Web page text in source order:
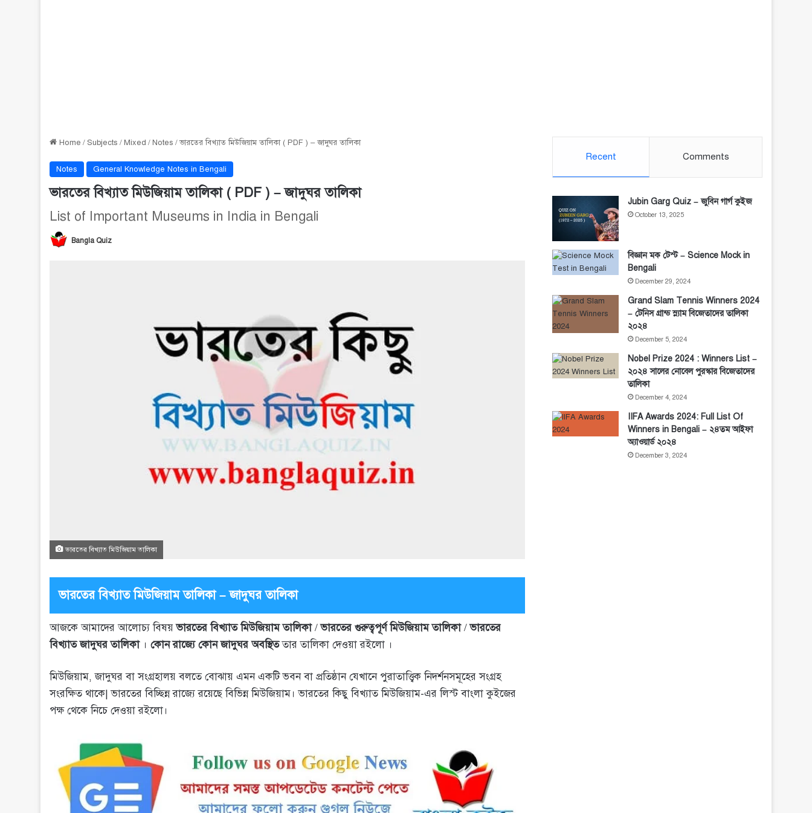
Home / Subjects / Mixed / Notes / ভারতের বিখ্যাত মিউজিয়াম তালিকা ( PDF ) – জাদুঘর তালিকা
Notes General Knowledge Notes in Bengali
ভারতের বিখ্যাত মিউজিয়াম তালিকা ( PDF ) – জাদুঘর তালিকা
List of Important Museums in India in Bengali
Bangla Quiz
ভারতের বিখ্যাত মিউজিয়াম তালিকা
ভারতের বিখ্যাত মিউজিয়াম তালিকা – জাদুঘর তালিকা
আজকে আমাদের আলোচ্য বিষয়ভারতের বিখ্যাত মিউজিয়াম তালিকা/ভারতের গুরুত্বপূর্ণ মিউজিয়াম তালিকা/ভারতের
বিখ্যাত জাদুঘর তালিকা ।কোন রাজ্যে কোন জাদুঘর অবস্থিততার তালিকা দেওয়া রইলো ।
মিউজিয়াম, জাদুঘর বা সংগ্রহালয় বলতে বোঝায় এমন একটি ভবন বা প্রতিষ্ঠান যেখানে পুরাতাত্ত্বিক নিদর্শনসমূহের সংগ্রহ
সংরক্ষিত থাকে| ভারতের বিচ্ছিন্ন রাজ্যে রয়েছে বিভিন্ন মিউজিয়াম। ভারতের কিছু বিখ্যাত মিউজিয়াম-এর লিস্ট বাংলা কুইজের
পক্ষ থেকে নিচে দেওয়া রইলো।
Recent Comments
Jubin Garg Quiz – জুবিন গার্গ কুইজ
October 13, 2025
বিজ্ঞান মক টেস্ট – Science Mock in
Bengali
December 29, 2024
Grand Slam Tennis Winners 2024
– টেনিস গ্রান্ড স্ল্যাম বিজেতাদের তালিকা
২০২৪
December 5, 2024
Nobel Prize 2024 : Winners List –
২০২৪ সালের নোবেল পুরস্কার বিজেতাদের
তালিকা
December 4, 2024
IIFA Awards 2024: Full List Of
Winners in Bengali – ২৪তম আইফা
অ্যাওয়ার্ড ২০২৪
December 3, 2024